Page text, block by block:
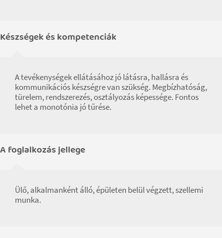
Készségek és kompetenciák
A tevékenységek ellátásához jó látásra, hallásra és
kommunikációs készségre van szükség. Megbízhatóság,
türelem, rendszerezés, osztályozás képessége. Fontos
lehet a monotónia jó tűrése.
A foglalkozás jellege
Ülő, alkalmanként álló, épületen belül végzett, szellemi
munka.